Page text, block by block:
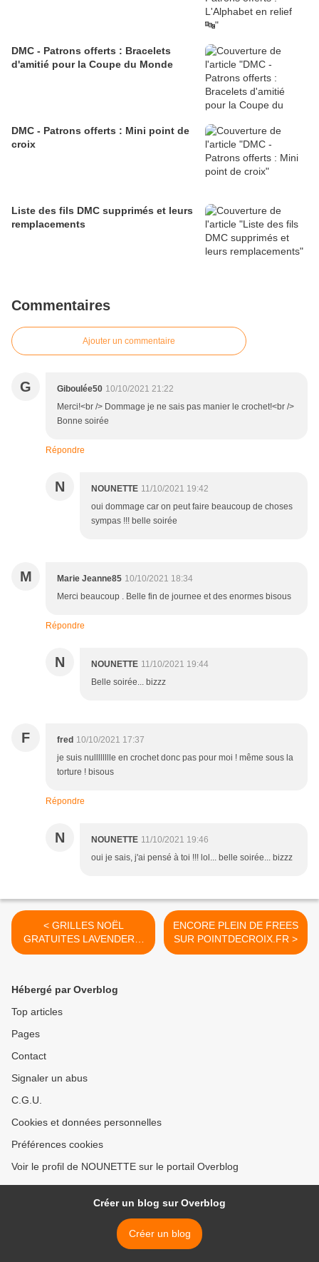
DMC - Patrons offerts : Bracelets
d'amitié pour la Coupe du Monde
DMC - Patrons offerts : Mini point de
croix
Liste des fils DMC supprimés et leurs
remplacements
Commentaires
Ajouter un commentaire
G Giboulée50 10/10/2021 21:22
Merci!<br /> Dommage je ne sais pas manier le crochet!<br />
Bonne soirée
Répondre
N NOUNETTE 11/10/2021 19:42
oui dommage car on peut faire beaucoup de choses
sympas !!! belle soirée
M Marie Jeanne85 10/10/2021 18:34
Merci beaucoup . Belle fin de journee et des enormes bisous
Répondre
N NOUNETTE 11/10/2021 19:44
Belle soirée... bizzz
F fred 10/10/2021 17:37
je suis nulllllllle en crochet donc pas pour moi ! même sous la
torture ! bisous
Répondre
N NOUNETTE 11/10/2021 19:46
oui je sais, j'ai pensé à toi !!! lol... belle soirée... bizzz
< GRILLES NOËL
GRATUITES LAVENDER &
LACE
ENCORE PLEIN DE FREES
SUR POINTDECROIX.FR >
Hébergé par Overblog
Top articles
Pages
Contact
Signaler un abus
C.G.U.
Cookies et données personnelles
Préférences cookies
Voir le profil de NOUNETTE sur le portail Overblog
Créer un blog sur Overblog
Créer un blog